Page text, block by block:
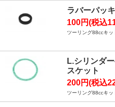
ラバーパッ
100円(税込
ツーリング88ccキッ
L.シリンダ
スケット
200円(税込
ツーリング88ccキッ